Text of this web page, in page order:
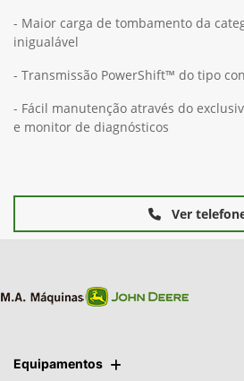
- Maior carga de tombamento da
inigualável
- Transmissão PowerShift™ do tipo
- Fácil manutenção através do
e monitor de diagnósticos
Ver
Equipamentos